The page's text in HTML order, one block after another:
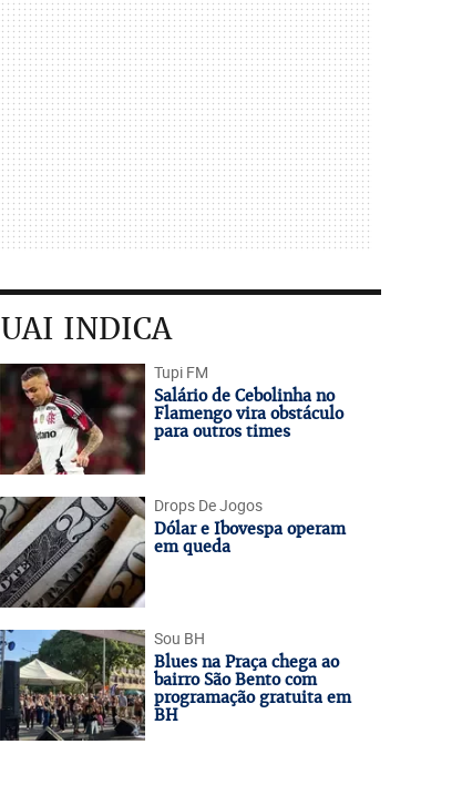
UAI INDICA
Tupi FM
Salário de Cebolinha no
Flamengo vira obstáculo
para outros times
Drops De Jogos
Dólar e Ibovespa operam
em queda
Sou BH
Blues na Praça chega ao
bairro São Bento com
programação gratuita em
BH